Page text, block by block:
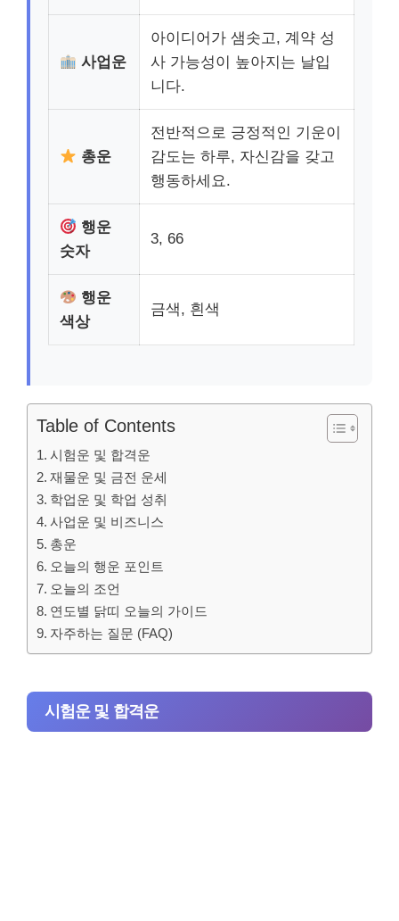
사업운
아이디어가 샘솟고, 계약 성
사 가능성이 높아지는 날입
니다.
총운
전반적으로 긍정적인 기운이
감도는 하루, 자신감을 갖고
행동하세요.
행운
숫자
3, 66
행운
색상
금색, 흰색
Table of Contents
시험운 및 합격운
재물운 및 금전 운세
학업운 및 학업 성취
사업운 및 비즈니스
총운
오늘의 행운 포인트
오늘의 조언
연도별 닭띠 오늘의 가이드
자주하는 질문 (FAQ)
시험운 및 합격운